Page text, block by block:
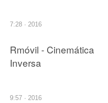
7:28 · 2016
Rmóvil - Cinemática
Inversa
9:57 · 2016